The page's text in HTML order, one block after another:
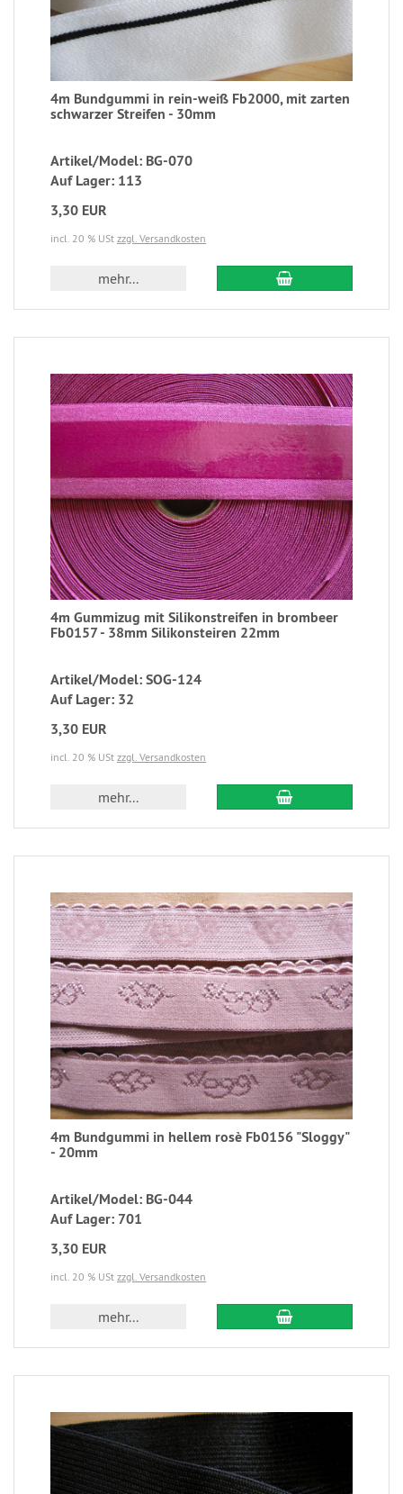
4m Bundgummi in rein-weiß Fb2000, mit zarten
schwarzer Streifen - 30mm
Artikel/Model: BG-070
Auf Lager: 113
3,30 EUR
incl. 20 % USt zzgl. Versandkosten
mehr...
4m Gummizug mit Silikonstreifen in brombeer
Fb0157 - 38mm Silikonsteiren 22mm
Artikel/Model: SOG-124
Auf Lager: 32
3,30 EUR
incl. 20 % USt zzgl. Versandkosten
mehr...
4m Bundgummi in hellem rosè Fb0156 "Sloggy"
- 20mm
Artikel/Model: BG-044
Auf Lager: 701
3,30 EUR
incl. 20 % USt zzgl. Versandkosten
mehr...